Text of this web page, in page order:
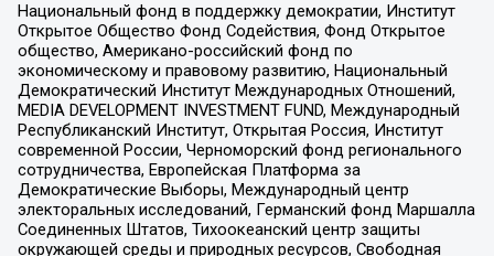
Национальный фонд в поддержку демократии, Институт
Открытое Общество Фонд Содействия, Фонд Открытое
общество, Американо-российский фонд по
экономическому и правовому развитию, Национальный
Демократический Институт Международных Отношений,
MEDIA DEVELOPMENT INVESTMENT FUND, Международный
Республиканский Институт, Открытая Россия, Институт
современной России, Черноморский фонд регионального
сотрудничества, Европейская Платформа за
Демократические Выборы, Международный центр
электоральных исследований, Германский фонд Маршалла
Соединенных Штатов, Тихоокеанский центр защиты
окружающей среды и природных ресурсов, Свободная